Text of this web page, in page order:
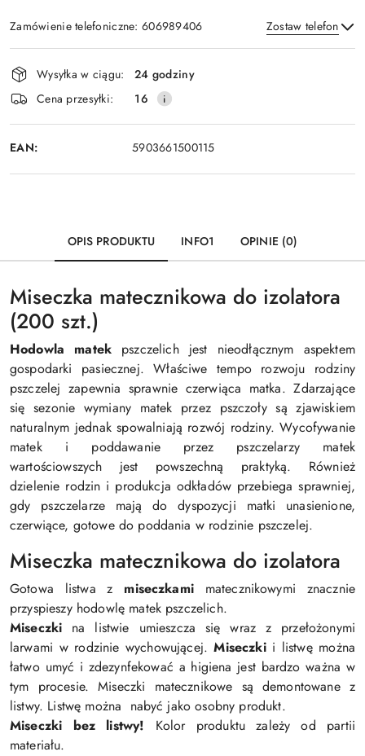
Zamówienie telefoniczne: 606989406 Zostaw telefon
Wyślij
Dostępność
i
dostawa
Wysyłka w ciągu:
24 godziny
Cena przesyłki:
16
EAN: 5903661500115
OPIS PRODUKTU INFO1 OPINIE (0)
Miseczka matecznikowa do izolatora
(200 szt.)
Hodowla matek pszczelich jest nieodłącznym aspektem
gospodarki pasiecznej. Właściwe tempo rozwoju rodziny
pszczelej zapewnia sprawnie czerwiąca matka. Zdarzające
się sezonie wymiany matek przez pszczoły są zjawiskiem
naturalnym jednak spowalniają rozwój rodziny. Wycofywanie
matek i poddawanie przez pszczelarzy matek
wartościowszych jest powszechną praktyką. Również
dzielenie rodzin i produkcja odkładów przebiega sprawniej,
gdy pszczelarze mają do dyspozycji matki unasienione,
czerwiące, gotowe do poddania w rodzinie pszczelej.
Miseczka matecznikowa do izolatora
Gotowa listwa z miseczkamimatecznikowymi znacznie
przyspieszy hodowlę matek pszczelich.
Miseczki na listwie umieszcza się wraz z przełożonymi
larwami w rodzinie wychowującej.Miseczkii listwę można
łatwo umyć i zdezynfekować a higiena jest bardzo ważna w
tym procesie. Miseczki matecznikowe są demontowane z
listwy. Listwę można nabyć jako osobny produkt.
Miseczki bez listwy! Kolor produktu zależy od partii
materiału.